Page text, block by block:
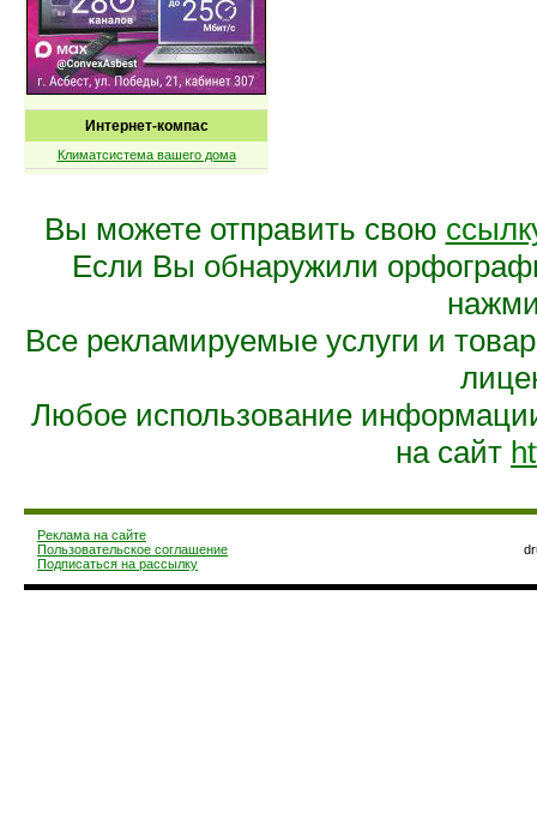
Интернет-компас
Климатсистема вашего дома
Вы можете отправить свою
Если Вы обнаружили
Все рекламируемые услуги и
Любое использование
на сайт
Реклама на сайте
Пользовательское соглашение
Подписаться на рассылку